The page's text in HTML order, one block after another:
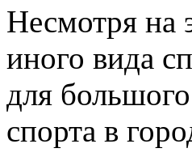
Несмотря на
иного вида
для
спорта в